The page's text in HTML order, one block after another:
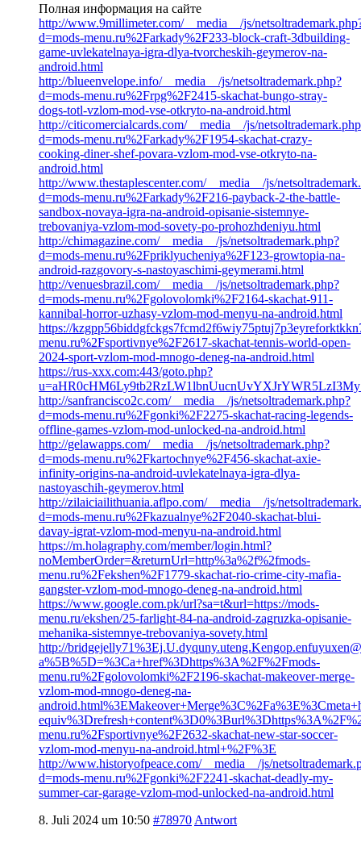
Полная информация на сайте
http://www.9millimeter.com/__media__/js/
d=mods-menu.ru%2Farkady%2F233-block-craft-3dbuilding-
game-uvlekatelnaya-igra-dlya-tvorcheskih-geymerov-na-
android.html
http://blueenvelope.info/__media__/js/netsoltrademark.php?
d=mods-menu.ru%2Frpg%2F2415-skachat-bungo-stray-
dogs-totl-vzlom-mod-vse-otkryto-na-android.html
http://citicomercialcards.com/__media__/js/
d=mods-menu.ru%2Farkady%2F1954-skachat-crazy-
cooking-diner-shef-povara-vzlom-mod-vse-otkryto-na-
android.html
http://www.thestaplescenter.com/__media__/js/
d=mods-menu.ru%2Farkady%2F216-payback-2-the-battle-
sandbox-novaya-igra-na-android-opisanie-sistemnye-
trebovaniya-vzlom-mod-sovety-po-prohozhdeniyu.html
http://chimagazine.com/__media__/js/netsoltrademark.php?
d=mods-menu.ru%2Fpriklyucheniya%2F123-growtopia-na-
android-razgovory-s-nastoyaschimi-geymerami.html
http://venuesbrazil.com/__media__/js/netsoltrademark.php?
d=mods-menu.ru%2Fgolovolomki%2F2164-skachat-911-
kannibal-horror-uzhasy-vzlom-mod-menyu-na-android.html
https://
menu.ru%2Fsportivnye%2F2617-skachat-tennis-world-open-
2024-sport-vzlom-mod-mnogo-deneg-na-android.html
https://rus-xxx.com:443/goto.php?
http://sanfrancisco2c.com/__media__/js/netsoltrademark.php?
d=mods-menu.ru%2Fgonki%2F2275-skachat-racing-legends-
offline-games-vzlom-mod-unlocked-na-android.html
http://gelawapps.com/__media__/js/netsoltrademark.php?
d=mods-menu.ru%2Fkartochnye%2F456-skachat-axie-
infinity-origins-na-android-uvlekatelnaya-igra-dlya-
nastoyaschih-geymerov.html
http://zilaiciailithuania.aflpo.com/__media__/js/
d=mods-menu.ru%2Fkazualnye%2F2040-skachat-blui-
davay-igrat-vzlom-mod-menyu-na-android.html
https://m.holagraphy.com/member/login.html?
noMemberOrder=&returnUrl=http%3a%2f%2fmods-
menu.ru%2Fekshen%2F1779-skachat-rio-crime-city-mafia-
gangster-vzlom-mod-mnogo-deneg-na-android.html
https://www.google.com.pk/url?sa=t&url=https://mods-
menu.ru/ekshen/25-farlight-84-na-android-zagruzka-opisanie-
mehanika-sistemnye-trebovaniya-sovety.html
http://
a%5B%5D=%3Ca+href%3Dhttps%3A%2F%2Fmods-
menu.ru%2Fgolovolomki%2F2196-skachat-makeover-merge-
vzlom-mod-mnogo-deneg-na-
menu.ru%2Fsportivnye%2F2632-skachat-new-star-soccer-
vzlom-mod-menyu-na-android.html+%2F%3E
http://www.historyofpeace.com/__media__/js/
d=mods-menu.ru%2Fgonki%2F2241-skachat-deadly-my-
summer-car-garage-vzlom-mod-unlocked-na-android.html
8. Juli 2024 um 10:50 #78970 Antwort